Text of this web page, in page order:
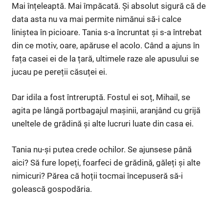
Mai înțeleaptă. Mai împăcată. Și absolut sigură că de
data asta nu va mai permite nimănui să-i calce
liniștea în picioare. Tania s-a încruntat și s-a întrebat
din ce motiv, oare, apăruse el acolo. Când a ajuns în
fața casei ei de la țară, ultimele raze ale apusului se
jucau pe pereții căsuței ei.
Dar idila a fost întreruptă. Fostul ei soț, Mihail, se
agita pe lângă portbagajul mașinii, aranjând cu grijă
uneltele de grădină și alte lucruri luate din casa ei.
Tania nu-și putea crede ochilor. Se ajunsese până
aici? Să fure lopeți, foarfeci de grădină, găleți și alte
nimicuri? Părea că hoții tocmai începuseră să-i
golească gospodăria.